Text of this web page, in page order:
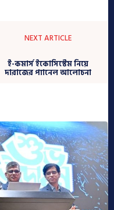
NEXT ARTICLE
ই-কমার্স ইকোসিস্টেম নিয়ে
দারাজের প্যানেল আলোচনা